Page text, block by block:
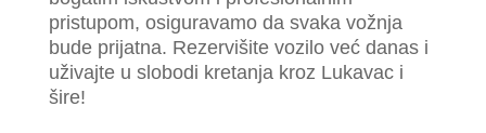
pristupom, osiguravamo da svaka vožnja
bude prijatna. Rezervišite vozilo već danas i
uživajte u slobodi kretanja kroz Lukavac i
šire!